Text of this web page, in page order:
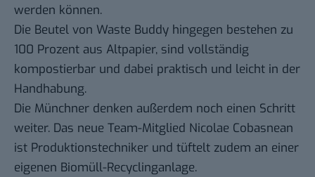
werden können.
Die Beutel von Waste Buddy hingegen bestehen zu
100 Prozent aus Altpapier, sind vollständig
kompostierbar und dabei praktisch und leicht in der
Handhabung.
Die Münchner denken außerdem noch einen Schritt
weiter. Das neue Team-Mitglied Nicolae Cobasnean
ist Produktionstechniker und tüftelt zudem an einer
eigenen Biomüll-Recyclinganlage.